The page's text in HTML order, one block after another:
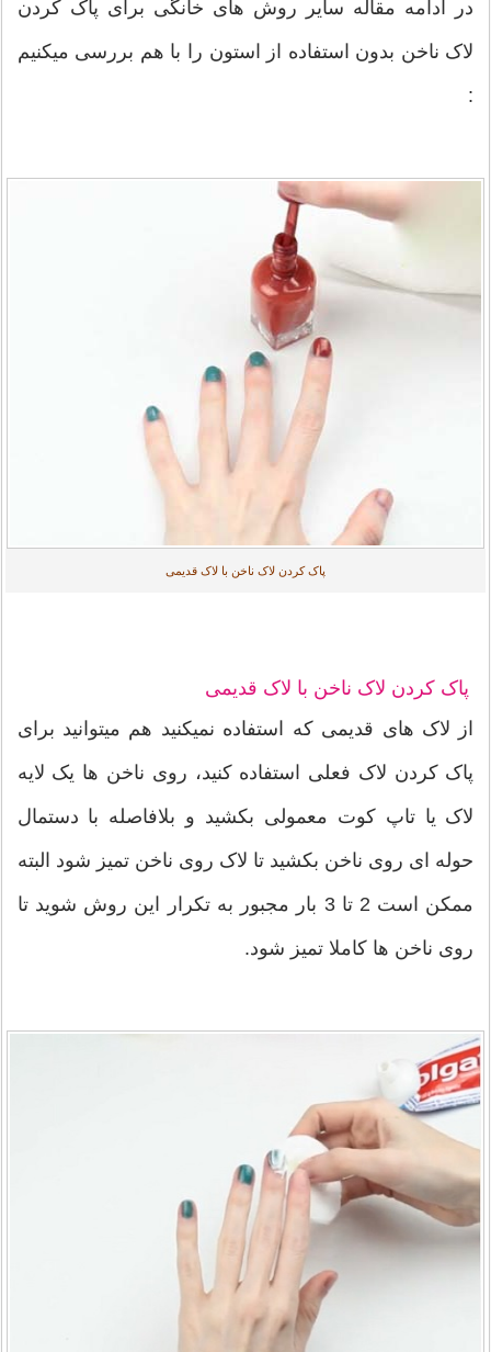
در ادامه مقاله سایر روش های خانگی برای پاک کردن
لاک ناخن بدون استفاده از استون را با هم بررسی میکنیم
:
پاک کردن لاک ناخن با لاک قدیمی
پاک کردن لاک ناخن با لاک قدیمی
از لاک های قدیمی که استفاده نمیکنید هم میتوانید برای
پاک کردن لاک فعلی استفاده کنید، روی ناخن ها یک لایه
لاک یا تاپ کوت معمولی بکشید و بلافاصله با دستمال
حوله ای روی ناخن بکشید تا لاک روی ناخن تمیز شود البته
ممکن است 2 تا 3 بار مجبور به تکرار این روش شوید تا
روی ناخن ها کاملا تمیز شود.